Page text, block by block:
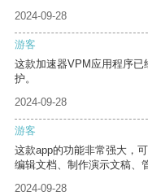
2024-09-28
游客
这款加速器VPM应用程序
护。
2024-09-28
游客
这款app的功能非常强大，
编辑文档、制作演示文稿、
2024-09-28